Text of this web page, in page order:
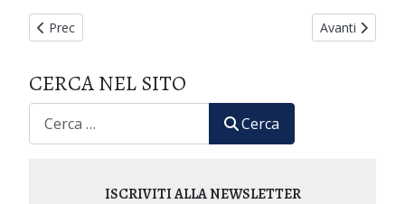
Articolo precedente: Pasqua 2020
Prec Articolo
Avanti
CERCA NEL SITO
Cerca
ISCRIVITI ALLA NEWSLETTER